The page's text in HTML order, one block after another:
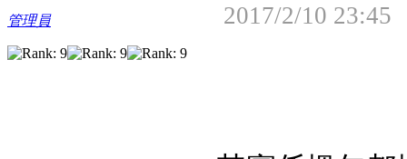
管理員
2017/2/10 23:45